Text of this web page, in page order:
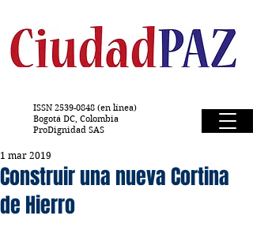
ISSN 2539-0848 (en línea)
Bogotá DC, Colombia
ProDignidad SAS
Construir una nueva Cortina
de Hierro
1 mar 2019